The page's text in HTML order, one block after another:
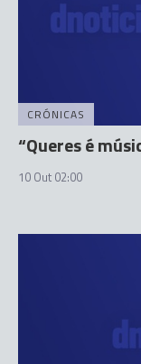
CRÓNICAS
“Queres é
10 Out 02:00